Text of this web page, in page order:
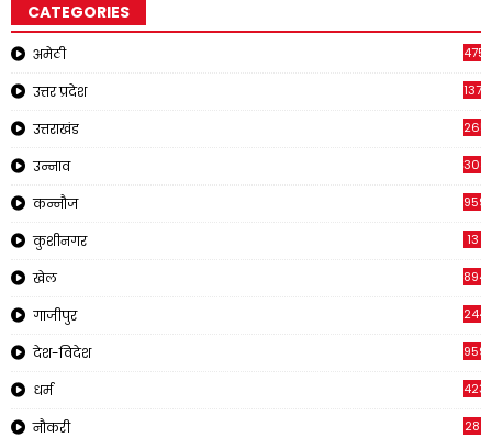
CATEGORIES
अमेठी 4751
उत्तर प्रदेश 1375
उत्तराखंड 2651
उन्नाव 308
कन्नौज 959
कुशीनगर 13
खेल 894
गाजीपुर 244
देश-विदेश 959
धर्म 423
नौकरी 28